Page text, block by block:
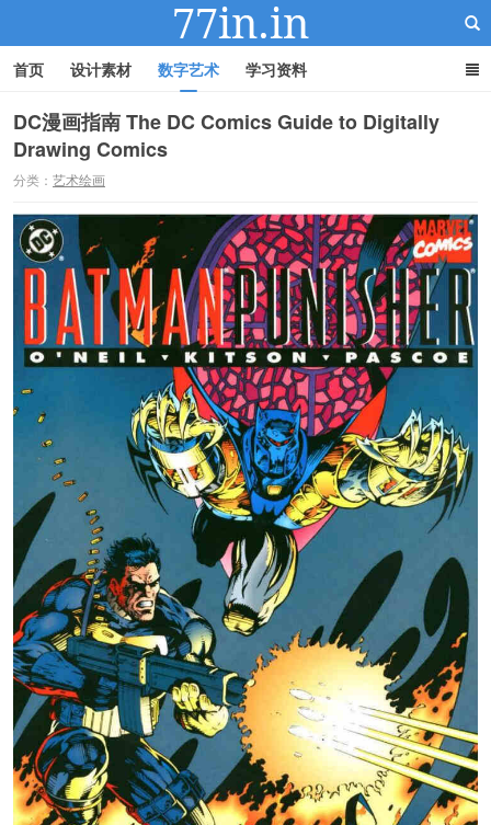
首页 设计素材 数字艺术 学习资料
DC漫画指南 The DC Comics Guide to Digitally
Drawing Comics
分类： 艺术绘画